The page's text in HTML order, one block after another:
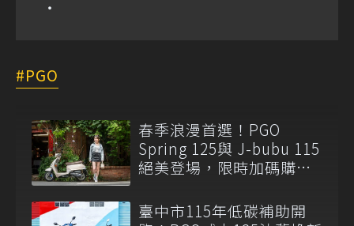
PGO
春季浪漫首選！PGO
Spring 125與 J-bubu 115
絕美登場，限時加碼購車
臺中市115年低碳補助開